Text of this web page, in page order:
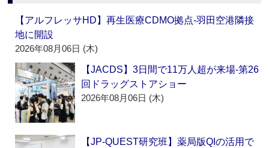
【アルフレッサHD】再生医療CDMO拠点‐羽田空港隣接
地に開設
2026年08月06日 (木)
【JACDS】3日間で11万人超が来場‐第26
回ドラッグストアショー
2026年08月06日 (木)
【JP-QUEST研究班】薬局版QIの活用で